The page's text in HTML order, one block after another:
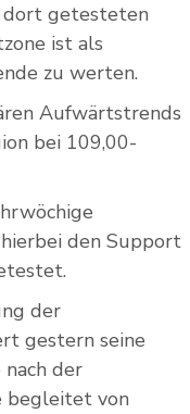
dort getesteten
ist als
zu werten.
Aufwärtstrends
bei 109,00-
den Support
der
gestern seine
der
begleitet von